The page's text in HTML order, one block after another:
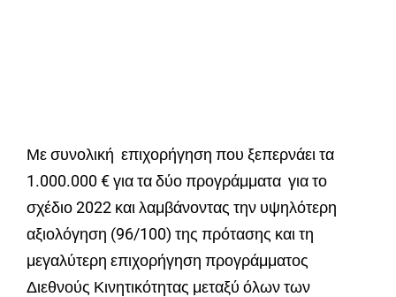
Με συνολική επιχορήγηση που ξεπερνάει τα
1.000.000 € για τα δύο προγράμματα για το
σχέδιο 2022 και λαμβάνοντας την υψηλότερη
αξιολόγηση (96/100) της πρότασης και τη
μεγαλύτερη επιχορήγηση προγράμματος
Διεθνούς Κινητικότητας μεταξύ όλων των